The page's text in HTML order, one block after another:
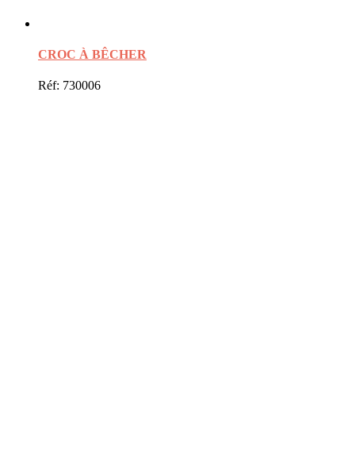
CROC À BÊCHER
Réf: 730006